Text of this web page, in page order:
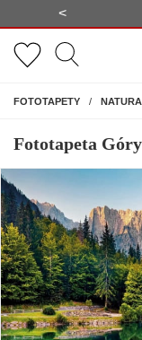
<
FOTOTAPETYNA ŚCIANĘ
NATURA
Fototapeta Góry